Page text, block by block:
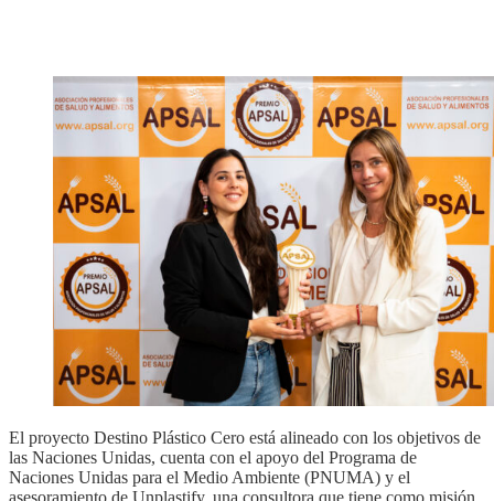
El proyecto Destino Plástico Cero está alineado con los objetivos de
las Naciones Unidas, cuenta con el apoyo del Programa de
Naciones Unidas para el Medio Ambiente (PNUMA) y el